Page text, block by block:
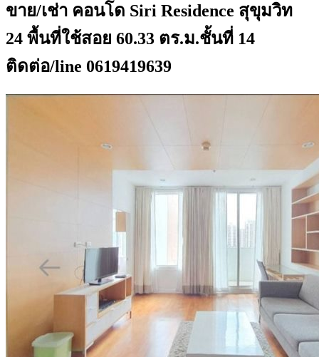
ขาย/เช่า คอนโด Siri Residence สุขุมวิท
24 พื้นที่ใช้สอย 60.33 ตร.ม.ชั้นที่ 14
ติดต่อ/line 0619419639